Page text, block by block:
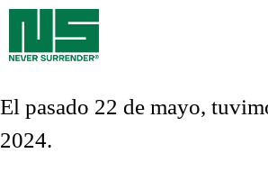
El pasado 22 de mayo,
2024.